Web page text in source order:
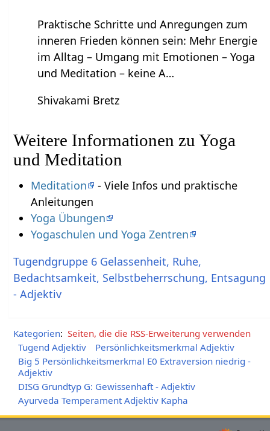
Praktische Schritte und Anregungen zum
inneren Frieden können sein: Mehr Energie
im Alltag – Umgang mit Emotionen – Yoga
und Meditation – keine A…
Shivakami Bretz
Weitere Informationen zu Yoga
und Meditation
Meditation
- Viele Infos und praktische
Anleitungen
Yoga Übungen
Yogaschulen und Yoga Zentren
Tugendgruppe 6 Gelassenheit, Ruhe,
Bedachtsamkeit, Selbstbeherrschung, Entsagung
- Adjektiv
Kategorien: Seiten, die die RSS-Erweiterung verwenden
Tugend Adjektiv
Persönlichkeitsmerkmal Adjektiv
Big 5 Persönlichkeitsmerkmal E0 Extraversion niedrig -
Adjektiv
DISG Grundtyp G: Gewissenhaft - Adjektiv
Ayurveda Temperament Adjektiv Kapha